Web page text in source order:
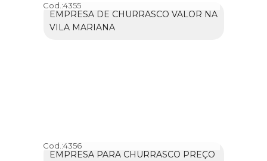
Cod.:4355
EMPRESA DE CHURRASCO VALOR NA
VILA MARIANA
Cod.:4356
EMPRESA PARA CHURRASCO PREÇO